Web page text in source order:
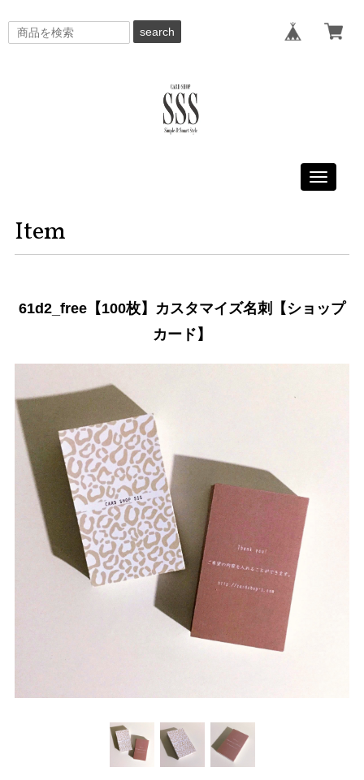
search
Toggle
Item
61d2_free【100枚】カスタマイズ名刺【ショップ
カード】